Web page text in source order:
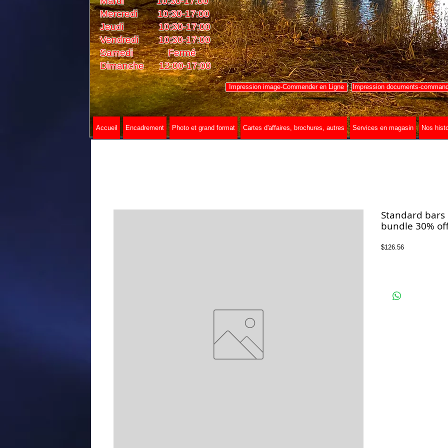
Mercredi 10:30-17:00
Jeudi 10:30-17:00
Vendredi 10:30-17:00
Samedi Fermé
Dimanche 12:00-17:00
Accueil Encadrement Photo et grand format Cartes d'affaires, brochures, autres Services en magasin Nos
Impression image-Commender en Ligne Impression documents-
Standard
bundle 30%
$126.56Price